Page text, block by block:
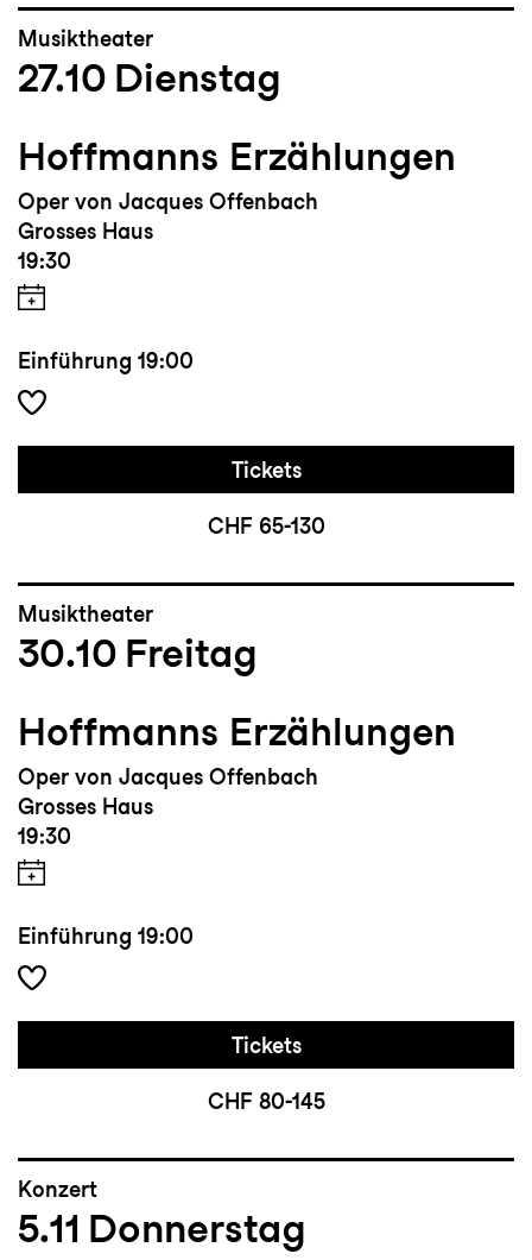
Musiktheater
27.10 Dienstag
Hoffmanns Erzählungen
Oper von Jacques Offenbach
Grosses Haus
19:30
Einführung 19:00
Tickets
CHF 65-130
Musiktheater
30.10 Freitag
Hoffmanns Erzählungen
Oper von Jacques Offenbach
Grosses Haus
19:30
Einführung 19:00
Tickets
CHF 80-145
Konzert
5.11 Donnerstag